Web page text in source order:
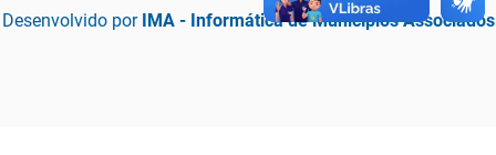
Desenvolvido por IMA - Informática de Municípios Associados